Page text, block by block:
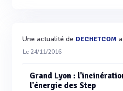
Une actualité de DECHETCOM
Le 24/11/2016
Grand Lyon :
l'énergie des Step